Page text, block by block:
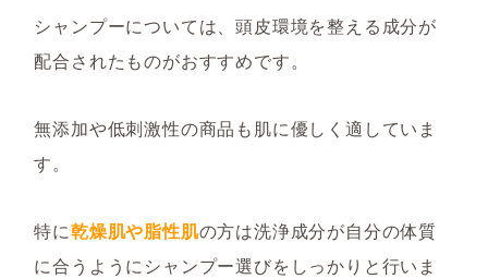
シャンプーについては、頭皮環境を整える成分が
配合されたものがおすすめです。
無添加や低刺激性の商品も肌に優しく適していま
す。
特に乾燥肌や脂性肌の方は洗浄成分が自分の体質
に合うようにシャンプー選びをしっかりと行いま